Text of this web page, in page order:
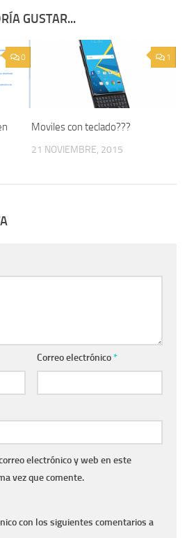
GUSTAR...
0 1
Moviles con teclado???
21 NOVIEMBRE, 2015
Correo electrónico*
electrónico y web en este
vez que comente.
con los siguientes comentarios a